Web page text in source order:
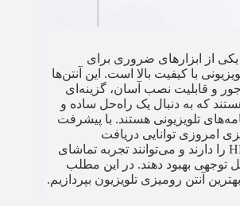
یکی از ابزارهای ضروری برای
با کیفیت بالا است. این آنتن‌ها
و قابلیت نصب آسان، گزینه‌ای
که به دنبال یک راه‌حل ساده و
تلویزیونی هستند. با پیشرفت
امروزی توانایی دریافت
سیگنال‌های دیجیتال HD را دارند و می‌توانند تجربه تماشای
توجهی بهبود دهند. در این مطلب
آنتن رومیزی تلویزیون بپردازیم.